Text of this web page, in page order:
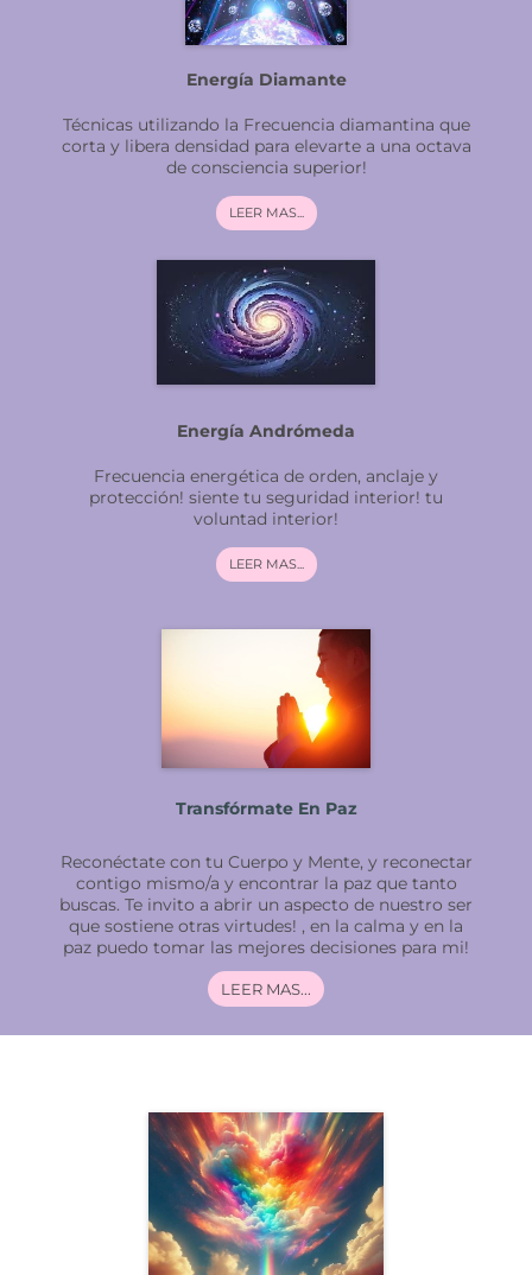
Energía Diamante
Técnicas utilizando la Frecuencia diamantina que
corta y libera densidad para elevarte a una octava
de consciencia superior!
LEER MAS...
Energía Andrómeda
Frecuencia energética de orden, anclaje y
protección! siente tu seguridad interior! tu
voluntad interior!
LEER MAS...
Transfórmate En Paz
Reconéctate con tu Cuerpo y Mente, y reconectar
contigo mismo/a y encontrar la paz que tanto
buscas. Te invito a abrir un aspecto de nuestro ser
que sostiene otras virtudes! , en la calma y en la
paz puedo tomar las mejores decisiones para mi!
LEER MAS...